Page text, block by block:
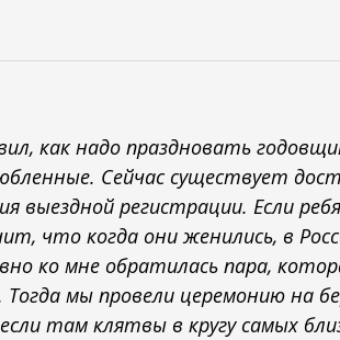
как надо праздновать
Сейчас существует
выездной регистрации. Если
что когда они женились, в
ко мне обратилась пара,
мы провели церемонию на
там клятвы в кругу самых